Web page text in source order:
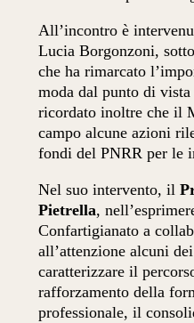
All’incontro è
Lucia Borgonzoni,
che ha rimarcato
moda dal punto di
ricordato inoltre che il
campo alcune azioni
fondi del PNRR per le
Nel suo intervento, il
Pietrella,
Confartigianato a
all’attenzione alcuni
caratterizzare il
rafforzamento della
professionale, il